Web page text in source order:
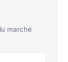
marché